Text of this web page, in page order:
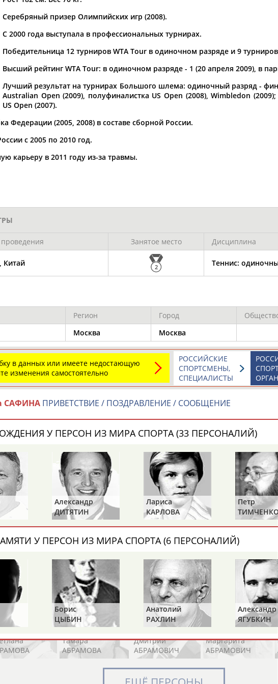
П
Дата рождения
год
Юлия
Дмитрий
АБДРАХМАНОВА
АБДУВАЛИЕВ
АБДУЛЖАЛИЛОВ
АБДУЛКАГИРОВ
АБДУЛЛАЕВ
известном спортсмене, тренере, специалисте или
знать своих героев! Герои спорта - это одни из главных
АБДУРАШИДОВ
АБДУСАЛАМОВ
АБДЫКАЛЫКОВ
Элизабет
АБРААМЯН
Захария
АБРАМАШВИЛИ
Александр
АБРАМОВ
Павел
АБРАМОВ
Дарья
АБРАМОВА
Екатерина
АБРАМОВА
Тамара
АБРАМОВА
Дмитрий
АБРАМОВИЧ
Маргарита
АБРАМОВИЧ
Серебряный призер Олимпийских игр (2008).
С 2000 года выступала в профессиональных турнирах.
Победительница 12 турниров WTA Tour в одиночном разряде и 9
Высший рейтинг WTA Tour: в одиночном разряде - 1 (20 апреля 2009), в
Лучший результат на турнирах Большого шлема: одиночный разряд -
Australian Open (2009), полуфиналистка US Open (2008), Wimbledon
US Open (2007).
Федерации (2005, 2008) в составе сборной России.
с 2005 по 2010 год.
карьеру в 2011 году из-за травмы.
Занятое место Дисциплина
Китай 2 Теннис:
Регион Город
Москва Москва
в данных или имеете недостающую
изменения самостоятельно
РОССИЙСКИЕ
СПОРТСМЕНЫ,
СПЕЦИАЛИСТЫ
САФИНА ПРИВЕТСТВИЕ / ПОЗДРАВЛЕНИЕ / СООБЩЕНИЕ
У ПЕРСОН ИЗ МИРА СПОРТА (33 ПЕРСОНАЛИЙ)
Александр
ДИТЯТИН
Лариса
КАРЛОВА
Петр
У ПЕРСОН ИЗ МИРА СПОРТА (6 ПЕРСОНАЛИЙ)
Борис
ЦЫБИН
Анатолий
РАХЛИН
Александр
ЯГУБКИН